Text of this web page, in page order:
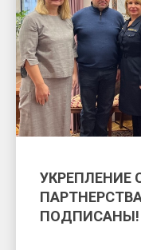
УКРЕПЛЕНИЕ
ПОДПИСАНЫ!